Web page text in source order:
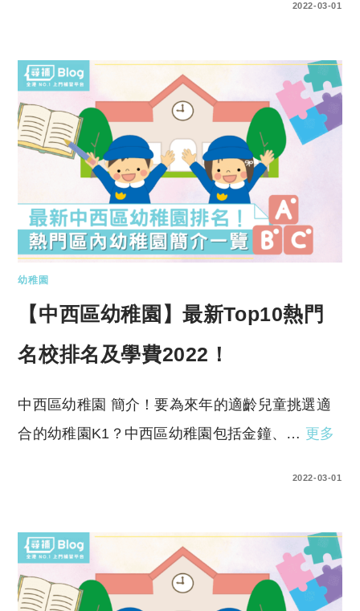
2022-03-01
幼稚園
【中西區幼稚園】最新Top10熱門
名校排名及學費2022！
中西區幼稚園 簡介！要為來年的適齡兒童挑選適
合的幼稚園K1？中西區幼稚園包括金鐘、… 更多
2022-03-01